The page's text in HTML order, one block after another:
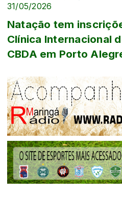
31/05/2026
Natação tem
Clínica Internacional
CBDA em Porto